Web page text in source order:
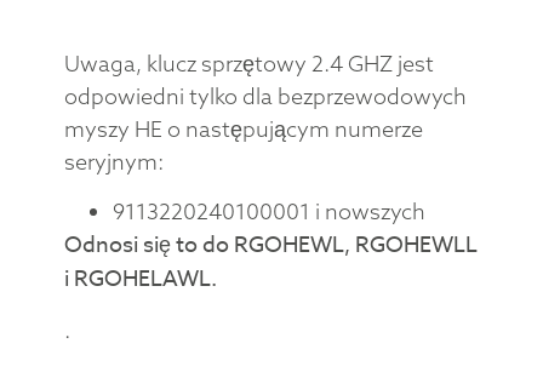
Uwaga, klucz sprzętowy 2.4 GHZ jest
odpowiedni tylko dla bezprzewodowych
myszy HE o następującym numerze
seryjnym:
9113220240100001 i nowszych
Odnosi się to do RGOHEWL, RGOHEWLL
i RGOHELAWL.
.